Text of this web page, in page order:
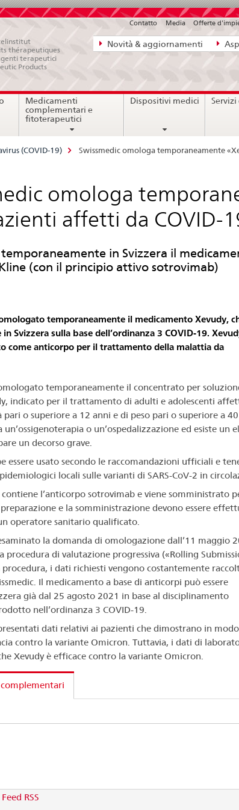
Navigazione
diretta:
aspetti
Novità & aggiornamenti
Contatto Media Offerte
thérapeutiques
terapeutici
Products
Medicamenti
complementari e
fitoterapeutici
Dispositivi medici Servizi
(COVID-19) Swissmedic omologa temporaneamente
omologa
affetti da COVID-
in Svizzera il
(con il principio attivo sotrovimab)
temporaneamente il medicamento Xevudy,
Svizzera sulla base dell’ordinanza 3 COVID-19.
come anticorpo per il trattamento della malattia da
temporaneamente il concentrato per
indicato per il trattamento di adulti e adolescenti
pari o superiore a 12 anni e di peso pari o superiore a
un’ossigenoterapia o un’ospedalizzazione ed esiste un
un decorso grave.
essere usato secondo le raccomandazioni ufficiali e
locali sulle varianti di SARS-CoV-2 in
l’anticorpo sotrovimab e viene somministrato
e la somministrazione devono essere
operatore sanitario qualificato.
la domanda di omologazione dall’11 maggio
procedura di valutazione progressiva («Rolling
procedura, i dati richiesti vengono costantemente
Il medicamento a base di anticorpi può essere
già dal 25 agosto 2021 in base al disciplinamento
nell’ordinanza 3 COVID-19.
dati relativi ai pazienti che dimostrano in modo
contro la variante Omicron. Tuttavia, i dati di
Xevudy è efficace contro la variante Omicron.
Feed RSS